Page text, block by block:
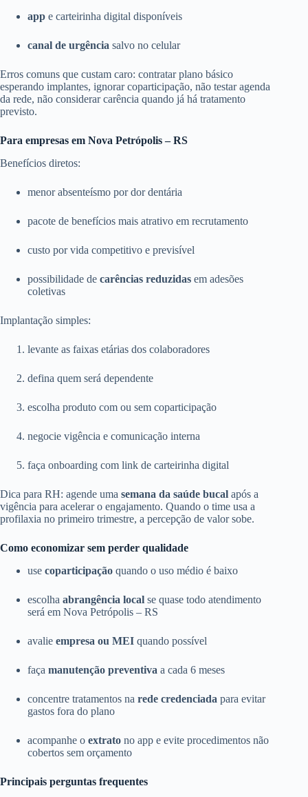
app e carteirinha digital disponíveis
canal de urgência salvo no celular
Erros comuns que custam caro: contratar plano básico
esperando implantes, ignorar coparticipação, não testar agenda
da rede, não considerar carência quando já há tratamento
previsto.
Para empresas em Nova Petrópolis – RS
Benefícios diretos:
menor absenteísmo por dor dentária
pacote de benefícios mais atrativo em recrutamento
custo por vida competitivo e previsível
possibilidade de carências reduzidas em adesões
coletivas
Implantação simples:
levante as faixas etárias dos colaboradores
defina quem será dependente
escolha produto com ou sem coparticipação
negocie vigência e comunicação interna
faça onboarding com link de carteirinha digital
Dica para RH: agende uma semana da saúde bucal após a
vigência para acelerar o engajamento. Quando o time usa a
profilaxia no primeiro trimestre, a percepção de valor sobe.
Como economizar sem perder qualidade
use coparticipação quando o uso médio é baixo
escolha abrangência local se quase todo atendimento
será em Nova Petrópolis – RS
avalie empresa ou MEI quando possível
faça manutenção preventiva a cada 6 meses
concentre tratamentos na rede credenciada para evitar
gastos fora do plano
acompanhe o extrato no app e evite procedimentos não
cobertos sem orçamento
Principais perguntas frequentes